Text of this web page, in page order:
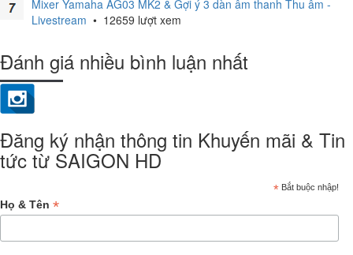
Mixer Yamaha AG03 MK2 & Gợi ý 3 dàn âm thanh Thu âm -
Livestream • 12659 lượt xem
Đánh giá nhiều bình luận nhất
Đăng ký nhận thông tin Khuyến mãi & Tin
tức từ SAIGON HD
* Bắt buộc nhập!
Họ & Tên *